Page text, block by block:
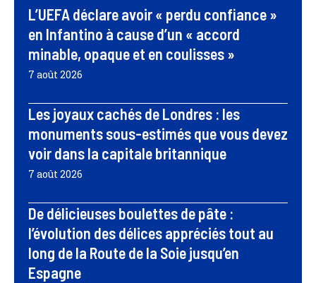
L’UEFA déclare avoir « perdu confiance »
en Infantino à cause d’un « accord
minable, opaque et en coulisses »
7 août 2026
Les joyaux cachés de Londres : les
monuments sous-estimés que vous devez
voir dans la capitale britannique
7 août 2026
De délicieuses boulettes de pâte :
l’évolution des délices appréciés tout au
long de la Route de la Soie jusqu’en
Espagne